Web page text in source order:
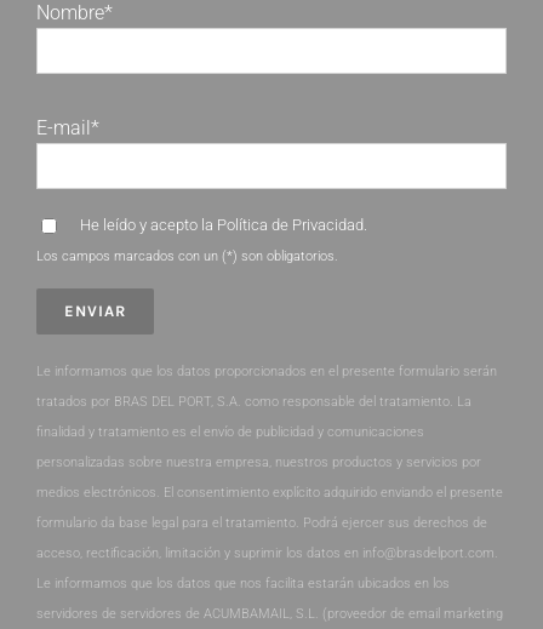
Nombre*
E-mail*
He leído y acepto la Política de Privacidad.
Los campos marcados con un (*) son obligatorios.
Le informamos que los datos proporcionados en el presente formulario serán
tratados por BRAS DEL PORT, S.A. como responsable del tratamiento. La
finalidad y tratamiento es el envío de publicidad y comunicaciones
personalizadas sobre nuestra empresa, nuestros productos y servicios por
medios electrónicos. El consentimiento explícito adquirido enviando el presente
formulario da base legal para el tratamiento. Podrá ejercer sus derechos de
acceso, rectificación, limitación y suprimir los datos en info@brasdelport.com.
Le informamos que los datos que nos facilita estarán ubicados en los
servidores de servidores de ACUMBAMAIL, S.L. (proveedor de email marketing